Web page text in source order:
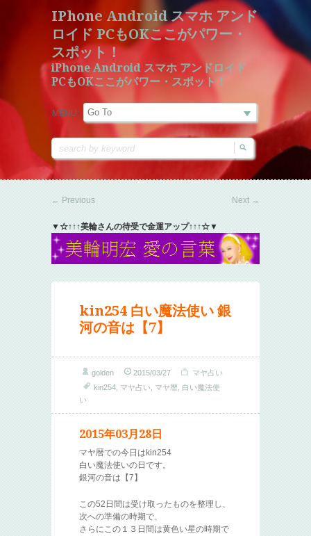
IPhone Android スマホ アンド
ロイド PCもOKここがパワー・
スポット！
iPhone Android スマホ アンドロイド
PCもOKここがパワー・スポット！
MENU:
← Previous Next →
▼☆↑↑↑美輪さんの待受で金運アップ↑↑↑☆▼
kin254 白い魔法使い 銀
河の音は【7】
golden 2015/03/27
マヤ占い
kin254 マヤ占い マヤ暦 白い魔法使
い
2015年03月28日
マヤ暦での今日はkin254
白い魔法使いの日です。
銀河の音は【7】
この52日間は受け取ったものを整理し、
次への準備の時期で、
さらにこの１３日間は黄色い星の時期で